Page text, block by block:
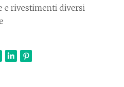
e rivestimenti diversi